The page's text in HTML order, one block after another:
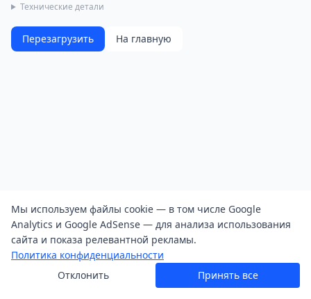
Технические детали
Перезагрузить На главную
Мы используем файлы cookie — в том числе Google
Analytics и Google AdSense — для анализа использования
сайта и показа релевантной рекламы.
Политика конфиденциальности
Отклонить
Принять все